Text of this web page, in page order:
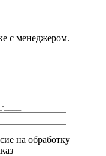
с менеджером.
на обработку